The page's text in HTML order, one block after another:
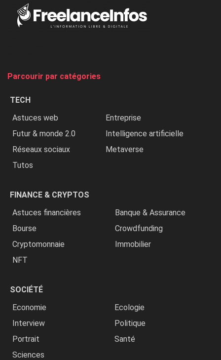
Nigeria,
Parcourir par catégories
TECH
Astuces web
Entreprise
Futur & monde 2.0
Intelligence artificielle
Réseaux sociaux
Metaverse
Tutos
FINANCE & CRYPTOS
Astuces financières
Banque & Assurance
Bourse
Crowdfunding
Cryptomonnaie
Immobilier
NFT
SOCIÉTÉ
Economie
Ecologie
Interview
Politique
Portrait
Santé
Sciences